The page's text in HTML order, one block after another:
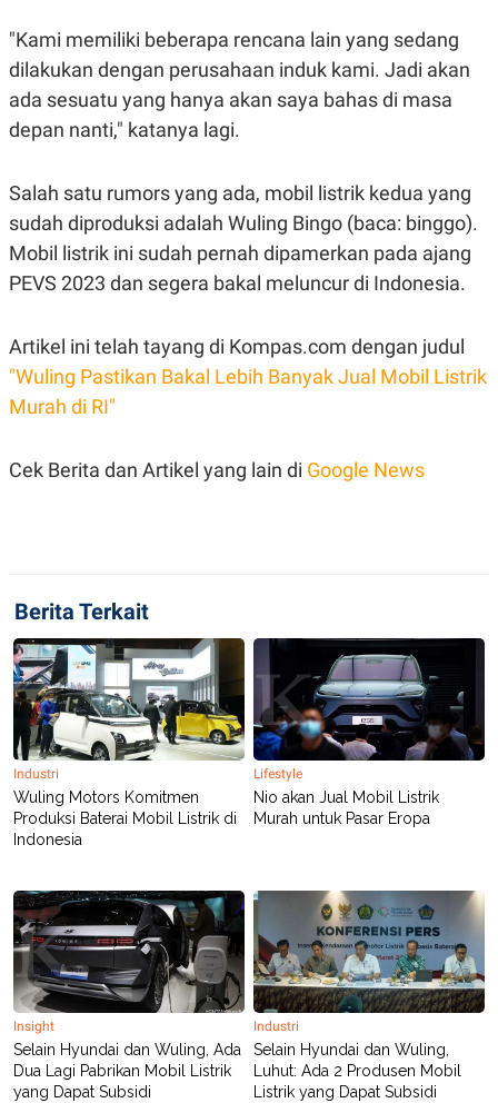
D
E
M
Y
A
E
.
I
D
N
G
A
N
A
T
A
K
N
R
J
A
E
T
E
N
E
P
A
E
K
G
M
E
D
A
USE
PEDOMAN
PEMBERITAAN
SIBER
PRIVACY
POLICY
"Kami memiliki beberapa rencana lain yang sedang
dilakukan dengan perusahaan induk kami. Jadi akan
ada sesuatu yang hanya akan saya bahas di masa
depan nanti," katanya lagi.
Salah satu rumors yang ada, mobil listrik kedua yang
sudah diproduksi adalah Wuling Bingo (baca: binggo).
Mobil listrik ini sudah pernah dipamerkan pada ajang
PEVS 2023 dan segera bakal meluncur di Indonesia.
Artikel ini telah tayang di Kompas.com dengan judul
"Wuling Pastikan Bakal Lebih Banyak Jual Mobil Listrik
Murah di RI"
Cek Berita dan Artikel yang lain di Google News
Berita Terkait
Industri
Wuling Motors Komitmen
Produksi Baterai Mobil Listrik di
Indonesia
Lifestyle
Nio akan Jual Mobil Listrik
Murah untuk Pasar Eropa
Insight
Selain Hyundai dan Wuling, Ada
Dua Lagi Pabrikan Mobil Listrik
yang Dapat Subsidi
Industri
Selain Hyundai dan Wuling,
Luhut: Ada 2 Produsen Mobil
Listrik yang Dapat Subsidi